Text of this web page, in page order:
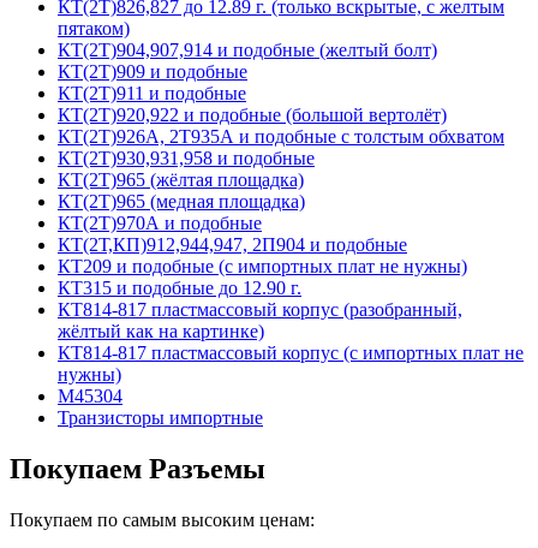
КТ(2Т)826,827 до 12.89 г. (только вскрытые, с желтым
пятаком)
КТ(2Т)904,907,914 и подобные (желтый болт)
КТ(2Т)909 и подобные
КТ(2Т)911 и подобные
КТ(2Т)920,922 и подобные (большой вертолёт)
КТ(2Т)926А, 2Т935А и подобные с толстым обхватом
КТ(2Т)930,931,958 и подобные
КТ(2Т)965 (жёлтая площадка)
КТ(2Т)965 (медная площадка)
КТ(2Т)970А и подобные
КТ(2Т,КП)912,944,947, 2П904 и подобные
КТ209 и подобные (с импортных плат не нужны)
КТ315 и подобные до 12.90 г.
КТ814-817 пластмассовый корпус (разобранный,
жёлтый как на картинке)
КТ814-817 пластмассовый корпус (с импортных плат не
нужны)
М45304
Транзисторы импортные
Покупаем Разъемы
Покупаем по самым высоким ценам: